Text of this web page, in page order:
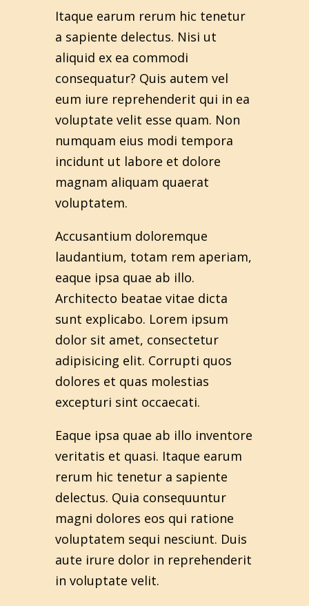
Itaque earum rerum hic tenetur
a sapiente delectus. Nisi ut
aliquid ex ea commodi
consequatur? Quis autem vel
eum iure reprehenderit qui in ea
voluptate velit esse quam. Non
numquam eius modi tempora
incidunt ut labore et dolore
magnam aliquam quaerat
voluptatem.
Accusantium doloremque
laudantium, totam rem aperiam,
eaque ipsa quae ab illo.
Architecto beatae vitae dicta
sunt explicabo. Lorem ipsum
dolor sit amet, consectetur
adipisicing elit. Corrupti quos
dolores et quas molestias
excepturi sint occaecati.
Eaque ipsa quae ab illo inventore
veritatis et quasi. Itaque earum
rerum hic tenetur a sapiente
delectus. Quia consequuntur
magni dolores eos qui ratione
voluptatem sequi nesciunt. Duis
aute irure dolor in reprehenderit
in voluptate velit.